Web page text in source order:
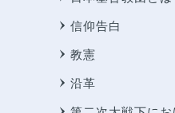
信仰告白
教憲
沿革